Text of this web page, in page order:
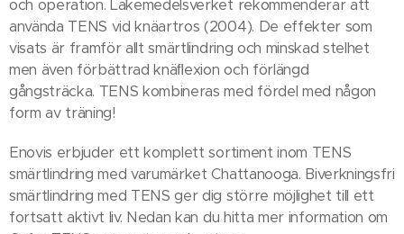
och operation. Läkemedelsverket rekommenderar att
använda TENS vid knäartros (2004). De effekter som
visats är framför allt smärtlindring och minskad stelhet
men även förbättrad knäﬂexion och förlängd
gångsträcka. TENS kombineras med fördel med någon
form av träning!
Enovis erbjuder ett komplett sortiment inom TENS
smärtlindring med varumärket Chattanooga. Biverkningsfri
smärtlindring med TENS ger dig större möjlighet till ett
fortsatt aktivt liv. Nedan kan du hitta mer information om